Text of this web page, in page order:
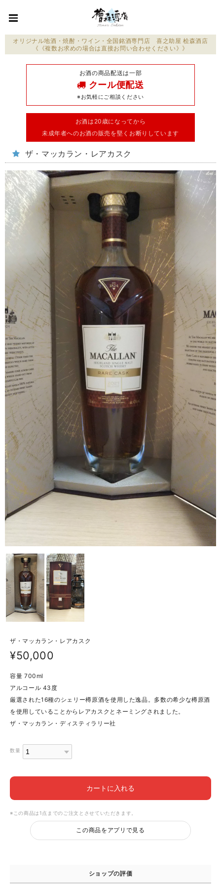
オリジナル地酒・焼酎・ワイン・全国銘酒専門店 喜之助屋 桧森酒店
《《複数お求めの場合は直接お問い合わせください》》
お酒の商品配送は一部
クール便配送
※お気軽にご相談ください
お酒は20歳になってから
未成年者へのお酒の販売を堅くお断りしています
ザ・マッカラン・レアカスク
ザ・マッカラン・レアカスク
¥50,000
容量 700ml
アルコール 43度
厳選された16種のシェリー樽原酒を使用した逸品。多数の希少な樽原酒
を使用していることからレアカスクとネーミングされました。
ザ・マッカラン・ディスティラリー社
数量
カートに入れる
※この商品は1点までのご注文とさせていただきます。
この商品をアプリで見る
ショップの評価